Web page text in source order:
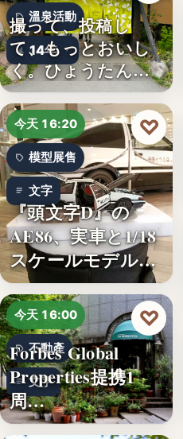
溫泉活動
14年
撮って、投稿し
て、もっとおいし
く。ひょうたん温
泉、お盆の…
今天 16:20
模型展售
文字
『頭文字D』の
AE86、実車と1/18
スケールモデルが
「…
♡
今天 16:00
不動產
文字
Forbes Global
Properties提携1
周…
♡